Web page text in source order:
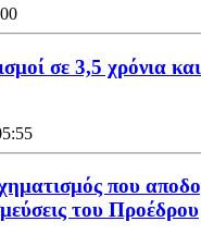
σε 3,5 χρόνια
που
του Προέδρου